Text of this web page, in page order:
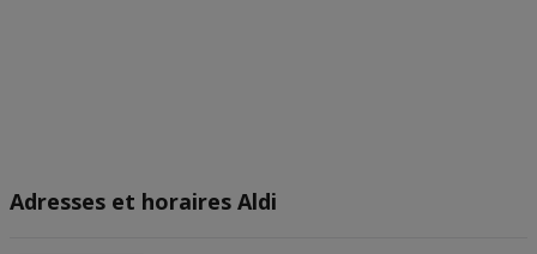
Adresses et horaires Aldi